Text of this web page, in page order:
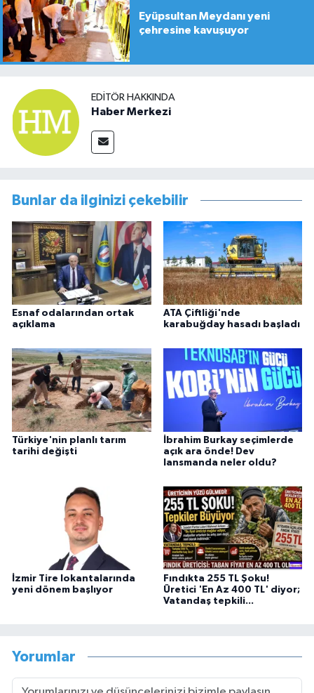
Eyüpsultan Meydanı yeni
çehresine kavuşuyor
EDITÖR HAKKINDA
Haber Merkezi
Bunlar da ilginizi çekebilir
Esnaf odalarından ortak
açıklama
ATA Çiftliği'nde
karabuğday hasadı başladı
Türkiye'nin planlı tarım
tarihi değişti
İbrahim Burkay seçimlerde
açık ara önde! Dev
lansmanda neler oldu?
İzmir Tire lokantalarında
yeni dönem başlıyor
Fındıkta 255 TL Şoku!
Üretici 'En Az 400 TL' diyor;
Vatandaş tepkili...
Yorumlar